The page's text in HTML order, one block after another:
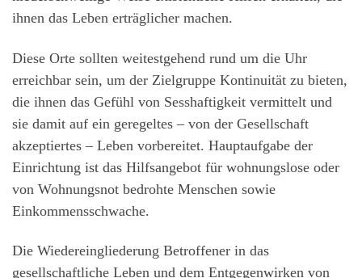
ihnen das Leben erträglicher machen.
Diese Orte sollten weitestgehend rund um die Uhr
erreichbar sein, um der Zielgruppe Kontinuität zu bieten,
die ihnen das Gefühl von Sesshaftigkeit vermittelt und
sie damit auf ein geregeltes – von der Gesellschaft
akzeptiertes – Leben vorbereitet. Hauptaufgabe der
Einrichtung ist das Hilfsangebot für wohnungslose oder
von Wohnungsnot bedrohte Menschen sowie
Einkommensschwache.
Die Wiedereingliederung Betroffener in das
gesellschaftliche Leben und dem Entgegenwirken von